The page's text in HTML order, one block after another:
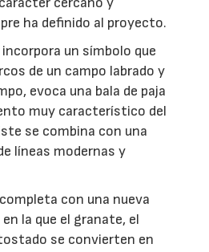
ha definido al proyecto.
un símbolo que
de un campo labrado y
evoca una bala de paja
muy característico del
se combina con una
líneas modernas y
con una nueva
la que el granate, el
se convierten en